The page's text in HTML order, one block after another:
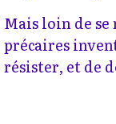
Mais loin de se
précaires
résister, et de